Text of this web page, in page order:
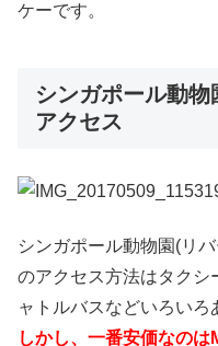
ケーです。
シンガポール動
アクセス
シンガポール動物園(リ
のアクセス方法はタクシ
ャトルバスなどいろいろ
しかし、一番安価なの